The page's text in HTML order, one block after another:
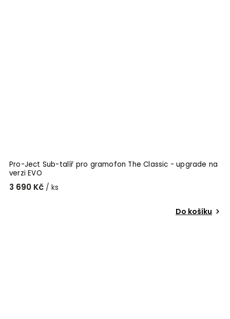
Pro-Ject Sub-talíř pro gramofon The Classic - upgrade na
verzi EVO
3 690 Kč / ks
Do košíku